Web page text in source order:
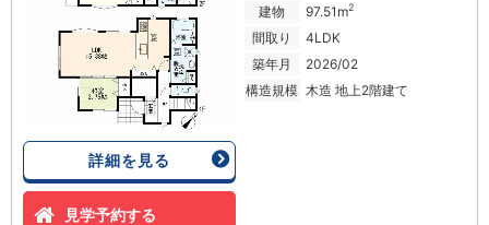
詳細を見る
見学予約する
建物 97.51m2
間取り
4LDK
築年月
2026/02
構造規模 木造 地上2階建て